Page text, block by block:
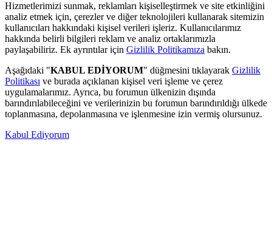
Hizmetlerimizi sunmak, reklamları kişiselleştirmek ve site etkinliğini
analiz etmek için, çerezler ve diğer teknolojileri kullanarak sitemizin
kullanıcıları hakkındaki kişisel verileri işleriz. Kullanıcılarımız
hakkında belirli bilgileri reklam ve analiz ortaklarımızla
paylaşabiliriz. Ek ayrıntılar için Gizlilik Politikamıza bakın.
Aşağıdaki "KABUL EDİYORUM" düğmesini tıklayarak Gizlilik
Politikası ve burada açıklanan kişisel veri işleme ve çerez
uygulamalarımız. Ayrıca, bu forumun ülkenizin dışında
barındırılabileceğini ve verilerinizin bu forumun barındırıldığı ülkede
toplanmasına, depolanmasına ve işlenmesine izin vermiş olursunuz.
Kabul Ediyorum